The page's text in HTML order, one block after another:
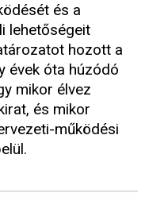
és a
lehetőségeit
hozott a
évek óta húzódó
mikor élvez
és mikor
működési